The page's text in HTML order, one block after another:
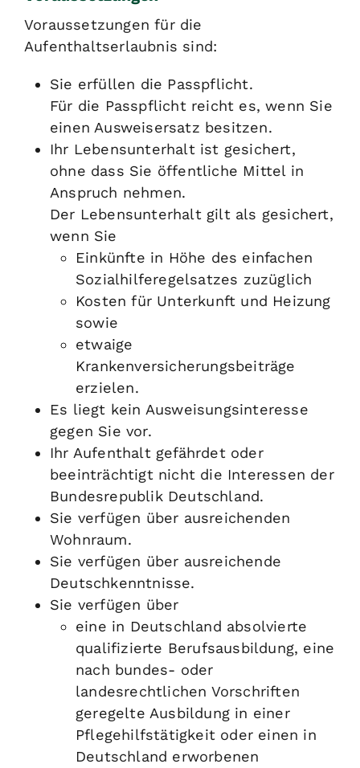
Voraussetzungen für die
Aufenthaltserlaubnis sind:
Sie erfüllen die Passpflicht.
Für die Passpflicht reicht es, wenn Sie
einen Ausweisersatz besitzen.
Ihr Lebensunterhalt ist gesichert,
ohne dass Sie öffentliche Mittel in
Anspruch nehmen.
Der Lebensunterhalt gilt als gesichert,
wenn Sie
Einkünfte in Höhe des einfachen
Sozialhilferegelsatzes zuzüglich
Kosten für Unterkunft und Heizung
sowie
etwaige
Krankenversicherungsbeiträge
erzielen.
Es liegt kein Ausweisungsinteresse
gegen Sie vor.
Ihr Aufenthalt gefährdet oder
beeinträchtigt nicht die Interessen der
Bundesrepublik Deutschland.
Sie verfügen über ausreichenden
Wohnraum.
Sie verfügen über ausreichende
Deutschkenntnisse.
Sie verfügen über
eine in Deutschland absolvierte
qualifizierte Berufsausbildung, eine
nach bundes- oder
landesrechtlichen Vorschriften
geregelte Ausbildung in einer
Pflegehilfstätigkeit oder einen in
Deutschland erworbenen